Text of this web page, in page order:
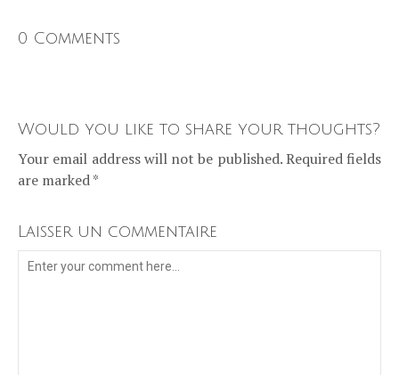
0 Comments
Would you like to share your thoughts?
Your email address will not be published. Required fields
are marked *
Laisser un commentaire